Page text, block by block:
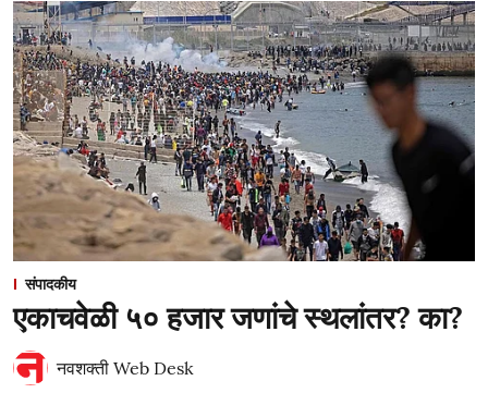
संपादकीय
एकाचवेळी ५० हजार जणांचे स्थलांतर? का?
नवशक्ती Web Desk